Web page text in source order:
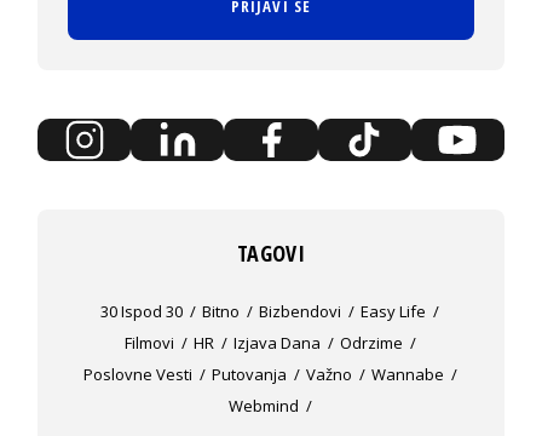
PRIJAVI SE
TAGOVI
30 Ispod 30 Bitno Bizbendovi
Easy Life
Filmovi
HR Izjava Dana
Odrzime
Poslovne Vesti
Putovanja Važno
Wannabe
Webmind